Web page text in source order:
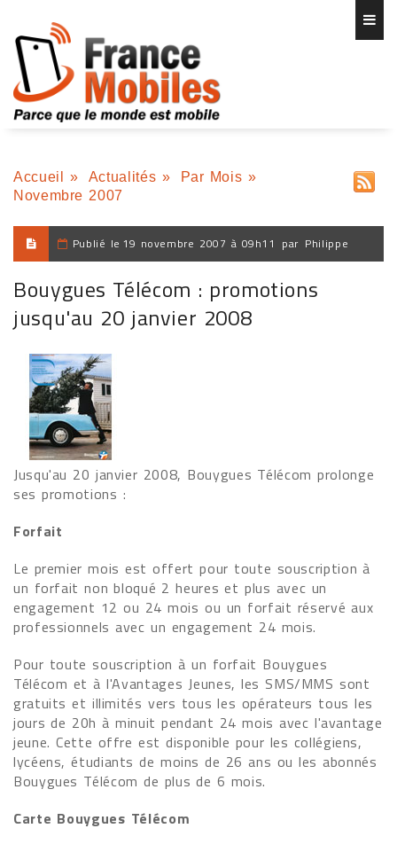
Accueil » Actualités » Par Mois »
Novembre 2007
Publié le 19 novembre 2007 à 09h11 par Philippe
Bouygues Télécom : promotions
jusqu'au 20 janvier 2008
Jusqu'au 20 janvier 2008, Bouygues Télécom prolonge
ses promotions :
Forfait
Le premier mois est offert pour toute souscription à
un forfait non bloqué 2 heures et plus avec un
engagement 12 ou 24 mois ou un forfait réservé aux
professionnels avec un engagement 24 mois.
Pour toute souscription à un forfait Bouygues
Télécom et à l'Avantages Jeunes, les SMS/MMS sont
gratuits et illimités vers tous les opérateurs tous les
jours de 20h à minuit pendant 24 mois avec l'avantage
jeune. Cette offre est disponible pour les collégiens,
lycéens, étudiants de moins de 26 ans ou les abonnés
Bouygues Télécom de plus de 6 mois.
Carte Bouygues Télécom